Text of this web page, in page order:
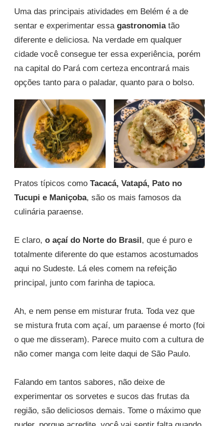
Uma das principais atividades em Belém é a de
sentar e experimentar essa gastronomiatão
diferente e deliciosa. Na verdade em qualquer
cidade você consegue ter essa experiência, porém
na capital do Pará com certeza encontrará mais
opções tanto para o paladar, quanto para o bolso.
Pratos típicos como Tacacá, Vatapá, Pato no
Tucupi e Maniçoba, são os mais famosos da
culinária paraense.
E claro, o açaí do Norte do Brasil , que é puro e
totalmente diferente do que estamos acostumados
aqui no Sudeste. Lá eles comem na refeição
principal, junto com farinha de tapioca.
Ah, e nem pense em misturar fruta. Toda vez que
se mistura fruta com açaí, um paraense é morto (foi
o que me disseram). Parece muito com a cultura de
não comer manga com leite daqui de São Paulo.
Falando em tantos sabores, não deixe de
experimentar os sorvetes e sucos das frutas da
região, são deliciosos demais. Tome o máximo que